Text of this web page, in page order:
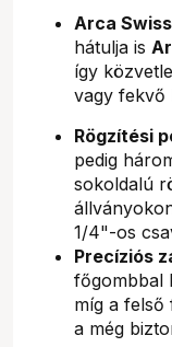
Arca
hátulja is
így
vagy fekvő
Rögzítési
pedig
sokoldalú
1/4"-os
Precíziós
főgombbal
míg a felső
a még